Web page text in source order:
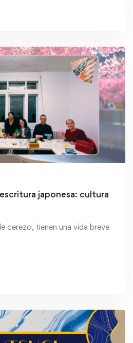
japonesa: cultura
cerezo, tienen una vida breve